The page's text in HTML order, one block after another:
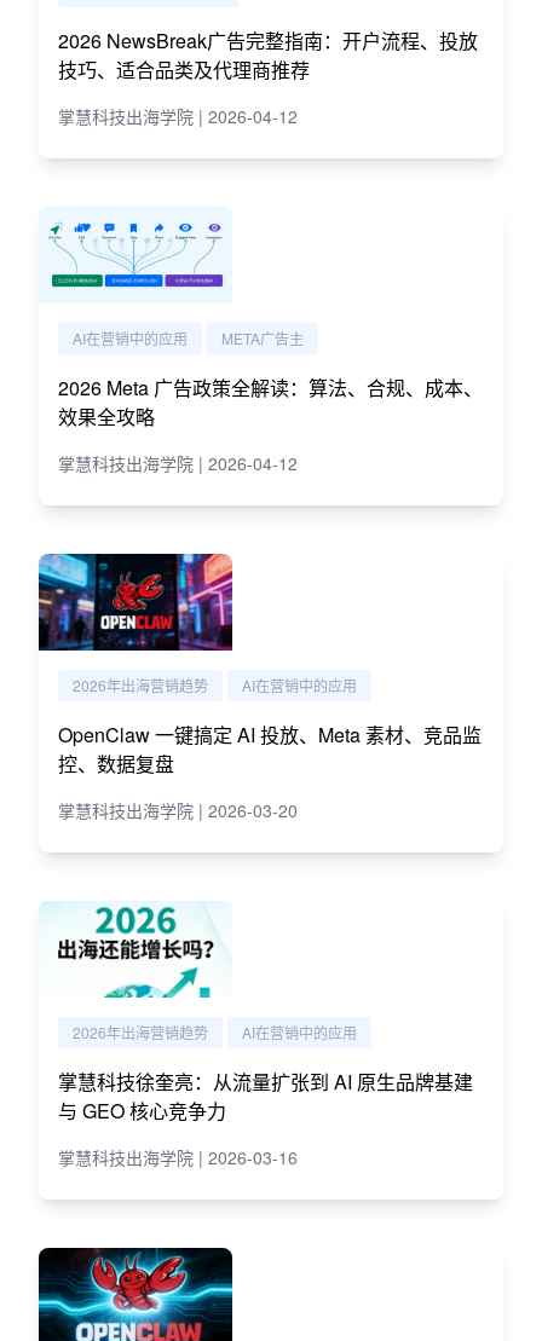
2026 NewsBreak广告完整指南：开户流程、投放
技巧、适合品类及代理商推荐
掌慧科技出海学院 | 2026-04-12
AI在营销中的应用 META广告主
2026 Meta 广告政策全解读：算法、合规、成本、
效果全攻略
掌慧科技出海学院 | 2026-04-12
2026年出海营销趋势 AI在营销中的应用
OpenClaw 一键搞定 AI 投放、Meta 素材、竞品监
控、数据复盘
掌慧科技出海学院 | 2026-03-20
2026年出海营销趋势 AI在营销中的应用
掌慧科技徐奎亮：从流量扩张到 AI 原生品牌基建
与 GEO 核心竞争力
掌慧科技出海学院 | 2026-03-16